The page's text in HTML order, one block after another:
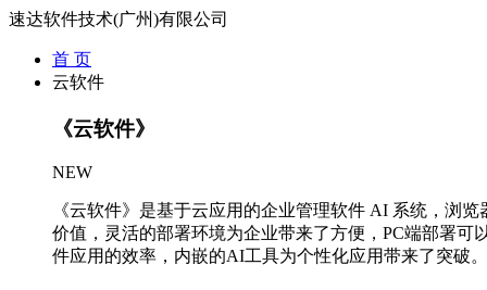
速达软件技术(广州)有限公司
首 页
云软件
《云软件》
NEW
《云软件》是基于云应用的企业管理软件 AI 系统，浏
价值，灵活的部署环境为企业带来了方便，PC端部署可
件应用的效率，内嵌的AI工具为个性化应用带来了突破。